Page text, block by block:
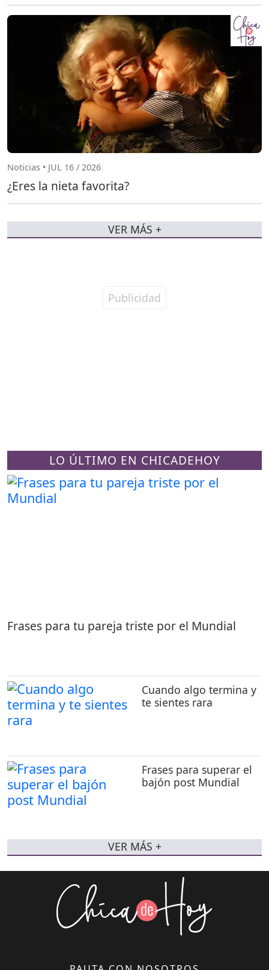
LO ÚLTIMO EN CHICADEHOY
Frases para tu pareja triste por el Mundial
Cuando algo termina y
te sientes rara
Frases para superar el
bajón post Mundial
VER MÁS +
Noticias • JUL 16 / 2026
¿Eres la nieta favorita?
VER MÁS +